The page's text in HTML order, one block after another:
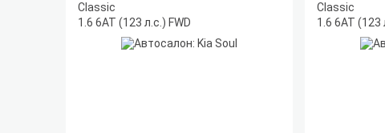
Classic
1.6 6АТ (123 л.с.) FWD
Classic
1.6 6АТ (123